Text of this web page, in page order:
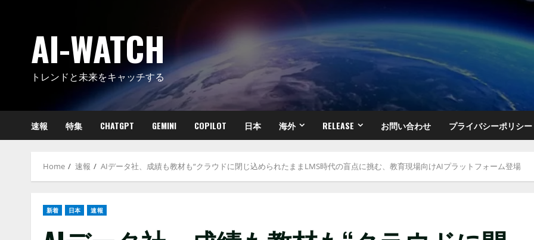
AI-WATCH
トレンドと未来をキャッチする
速報 特集 CHATGPT GEMINI COPILOT 日本 海外 RELEASE お問い合わせ プライバシーポリシー
Home 速報 AIデータ社、成績も教材も“クラウドに閉じ込められたままLMS時代の盲点に挑む、教育現場向けAIプラットフォーム登場
新着 日本 速報